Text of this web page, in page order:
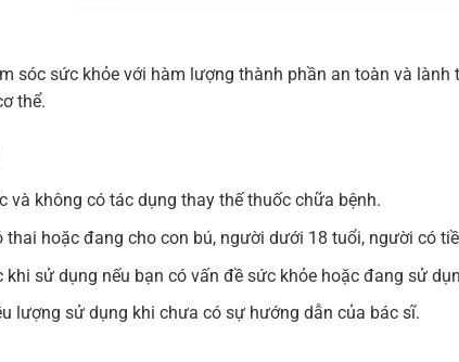
sóc sức khỏe với hàm lượng thành phần an toàn và
thể.
và không có tác dụng thay thế thuốc chữa bệnh.
thai hoặc đang cho con bú, người dưới 18 tuổi, người có
sử dụng nếu bạn có vấn đề sức khỏe hoặc đang sử
lượng sử dụng khi chưa có sự hướng dẫn của bác sĩ.